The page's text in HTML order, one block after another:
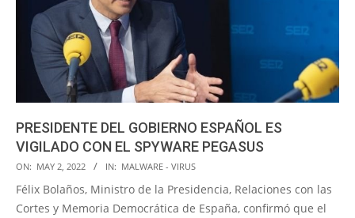
PRESIDENTE DEL GOBIERNO ESPAÑOL ES
VIGILADO CON EL SPYWARE PEGASUS
2022-
05-
02
ON: MAY 2, 2022 IN: MALWARE - VIRUS
Félix Bolaños, Ministro de la Presidencia, Relaciones con las
Cortes y Memoria Democrática de España, confirmó que el